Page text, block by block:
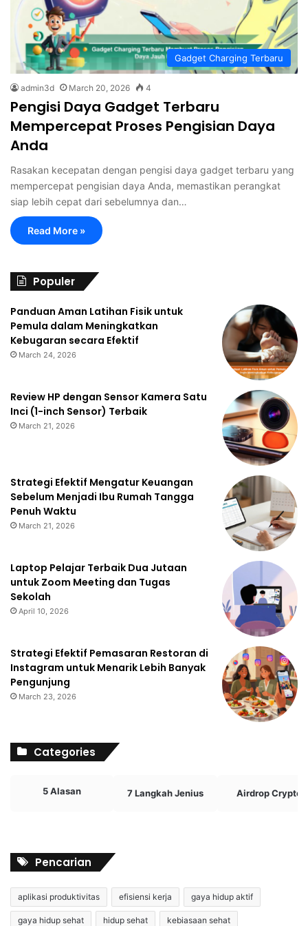
Gadget Charging Terbaru
admin3d March 20, 2026 4
Pengisi Daya Gadget Terbaru
Mempercepat Proses Pengisian Daya
Anda
Rasakan kecepatan dengan pengisi daya gadget terbaru yang
mempercepat pengisian daya Anda, memastikan perangkat
siap lebih cepat dari sebelumnya dan…
Read More »
Populer
Panduan Aman Latihan Fisik untuk
Pemula dalam Meningkatkan
Kebugaran secara Efektif
March 24, 2026
Review HP dengan Sensor Kamera Satu
Inci (1-inch Sensor) Terbaik
March 21, 2026
Strategi Efektif Mengatur Keuangan
Sebelum Menjadi Ibu Rumah Tangga
Penuh Waktu
March 21, 2026
Laptop Pelajar Terbaik Dua Jutaan
untuk Zoom Meeting dan Tugas
Sekolah
April 10, 2026
Strategi Efektif Pemasaran Restoran di
Instagram untuk Menarik Lebih Banyak
Pengunjung
March 23, 2026
Categories
5 Alasan 7 Langkah Jenius Airdrop Crypto
Pencarian
aplikasi produktivitas efisiensi kerja gaya hidup aktif
gaya hidup sehat hidup sehat kebiasaan sehat